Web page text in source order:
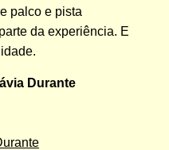
palco e pista
da experiência. E
Durante